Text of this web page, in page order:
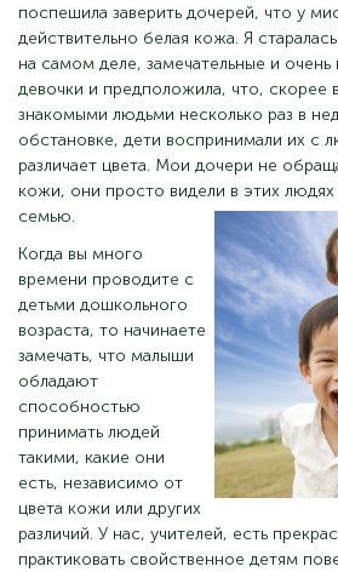
поспешила заверить дочерей, что у
действительно белая кожа. Я
на самом деле, замечательные и очень
девочки и предположила, что, скорее
знакомыми людьми несколько раз в
обстановке, дети воспринимали их с
различает цвета. Мои дочери не
кожи, они просто видели в этих
семью.
Когда вы много
времени проводите с
детьми дошкольного
возраста, то начинаете
замечать, что малыши
обладают
способностью
принимать людей
такими, какие они
есть, независимо от
цвета кожи или других
различий. У нас, учителей, есть
практиковать свойственное детям